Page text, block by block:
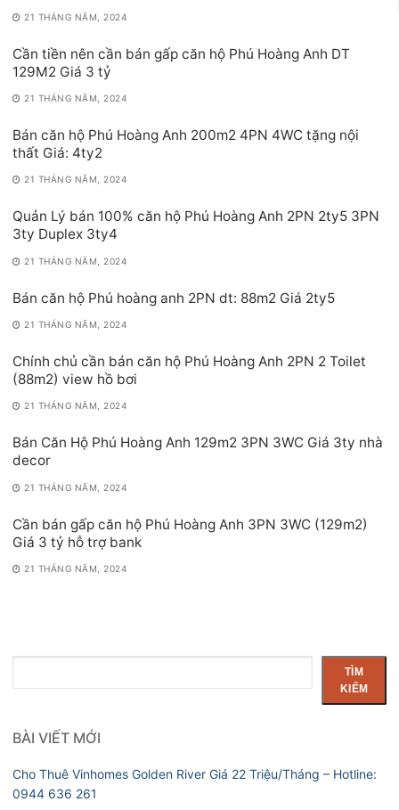
21 THÁNG NĂM, 2024
Cần tiền nên cần bán gấp căn hộ Phú Hoàng Anh DT
129M2 Giá 3 tỷ
21 THÁNG NĂM, 2024
Bán căn hộ Phú Hoàng Anh 200m2 4PN 4WC tặng nội
thất Giá: 4ty2
21 THÁNG NĂM, 2024
Quản Lý bán 100% căn hộ Phú Hoàng Anh 2PN 2ty5 3PN
3ty Duplex 3ty4
21 THÁNG NĂM, 2024
Bán căn hộ Phú hoàng anh 2PN dt: 88m2 Giá 2ty5
21 THÁNG NĂM, 2024
Chính chủ cần bán căn hộ Phú Hoàng Anh 2PN 2 Toilet
(88m2) view hồ bơi
21 THÁNG NĂM, 2024
Bán Căn Hộ Phú Hoàng Anh 129m2 3PN 3WC Giá 3ty nhà
decor
21 THÁNG NĂM, 2024
Cần bán gấp căn hộ Phú Hoàng Anh 3PN 3WC (129m2)
Giá 3 tỷ hỗ trợ bank
21 THÁNG NĂM, 2024
kiếm
TÌM
KIẾM
BÀI VIẾT MỚI
Cho Thuê Vinhomes Golden River Giá 22 Triệu/Tháng – Hotline:
0944 636 261